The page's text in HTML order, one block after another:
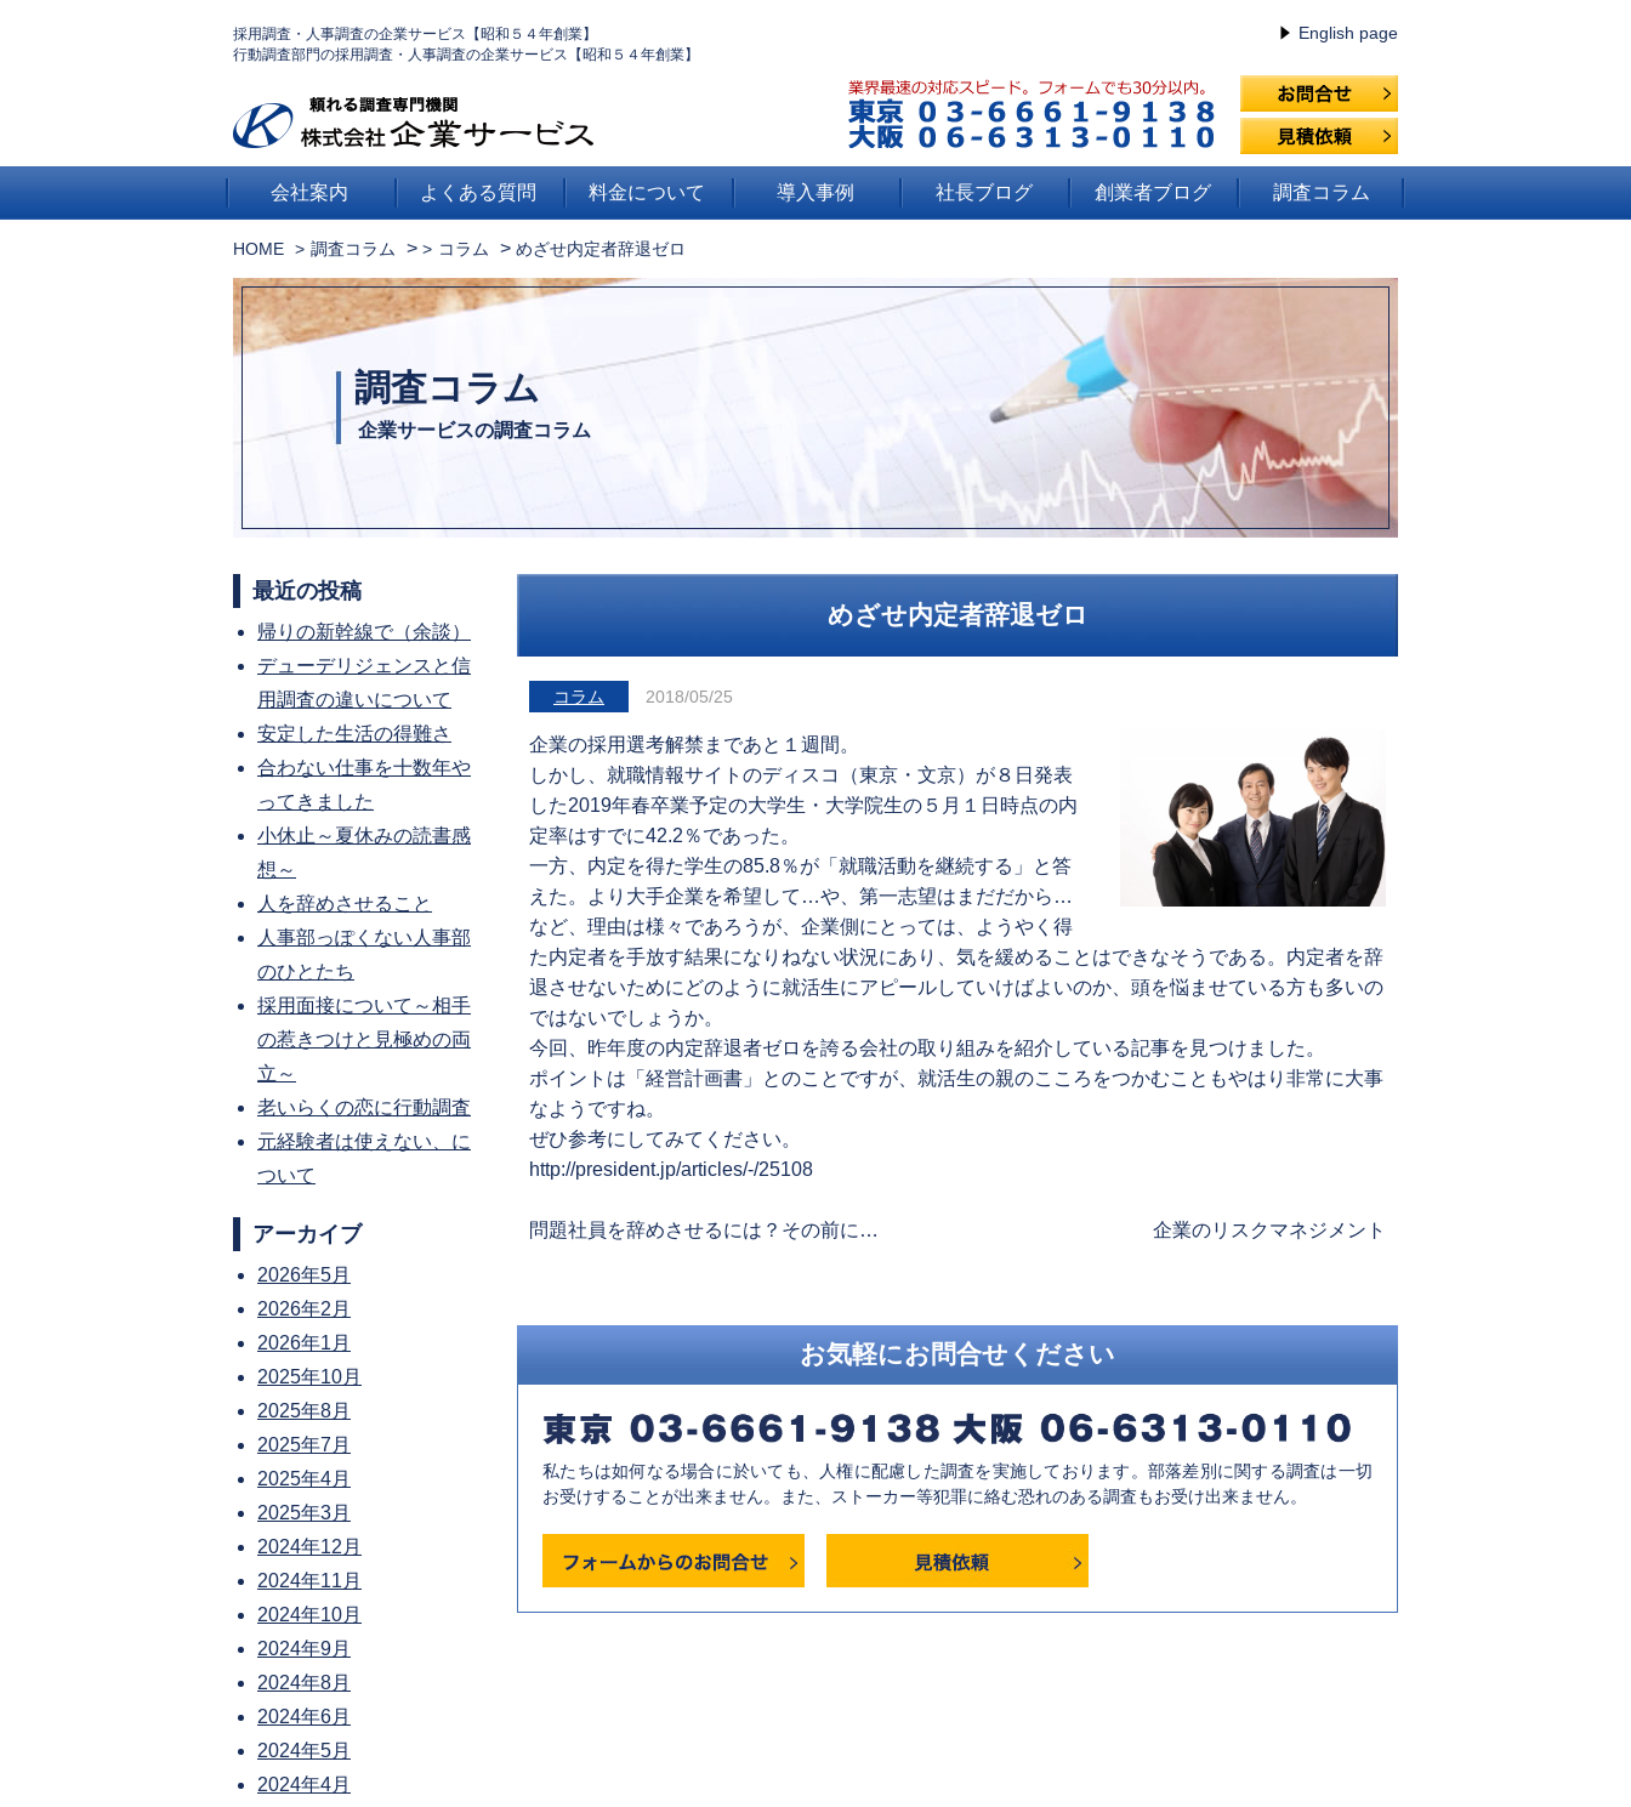
English page
採用調査・人事調査の企業サービス【昭和５４年創業】
行動調査部門の採用調査・人事調査の企業サービス【昭和５４年創業】
会社案内 よくある質問 料金について 導入事例 社長ブログ 創業者ブログ 調査コラム
HOME 調査コラム > コラム > めざせ内定者辞退ゼロ
調査コラム
企業サービスの調査コラム
めざせ内定者辞退ゼロ
コラム 2018/05/25
企業の採用選考解禁まであと１週間。
しかし、就職情報サイトのディスコ（東京・文京）が８日発表
した2019年春卒業予定の大学生・大学院生の５月１日時点の内
定率はすでに42.2％であった。
一方、内定を得た学生の85.8％が「就職活動を継続する」と答
えた。より大手企業を希望して…や、第一志望はまだだから…
など、理由は様々であろうが、企業側にとっては、ようやく得
た内定者を手放す結果になりねない状況にあり、気を緩めることはできなそうである。内定者を辞
退させないためにどのように就活生にアピールしていけばよいのか、頭を悩ませている方も多いの
ではないでしょうか。
今回、昨年度の内定辞退者ゼロを誇る会社の取り組みを紹介している記事を見つけました。
ポイントは「経営計画書」とのことですが、就活生の親のこころをつかむこともやはり非常に大事
なようですね。
ぜひ参考にしてみてください。
http://president.jp/articles/-/25108
Previous
問題社員を辞めさせるには？その前に… Next
企業のリスクマネジメント
お気軽にお問合せください
私たちは如何なる場合に於いても、人権に配慮した調査を実施しております。部落差別に関する調査は一切
お受けすることが出来ません。また、ストーカー等犯罪に絡む恐れのある調査もお受け出来ません。
最近の投稿
帰りの新幹線で（余談）
デューデリジェンスと信
用調査の違いについて
安定した生活の得難さ
合わない仕事を十数年や
ってきました
小休止～夏休みの読書感
想～
人を辞めさせること
人事部っぽくない人事部
のひとたち
採用面接について～相手
の惹きつけと見極めの両
立～
老いらくの恋に行動調査
元経験者は使えない、に
ついて
アーカイブ
2026年5月
2026年2月
2026年1月
2025年10月
2025年8月
2025年7月
2025年4月
2025年3月
2024年12月
2024年11月
2024年10月
2024年9月
2024年8月
2024年6月
2024年5月
2024年4月